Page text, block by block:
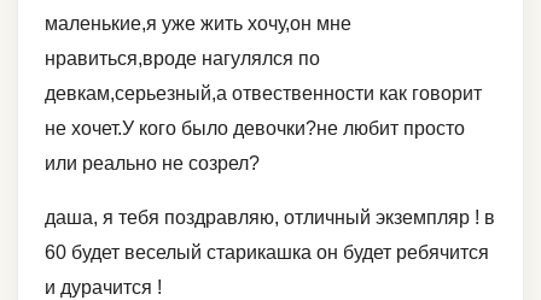
маленькие,я уже жить хочу,он мне
нравиться,вроде нагулялся по
девкам,серьезный,а отвественности как говорит
не хочет.У кого было девочки?не любит просто
или реально не созрел?
даша, я тебя поздравляю, отличный экземпляр ! в
60 будет веселый старикашка он будет ребячится
и дурачится !